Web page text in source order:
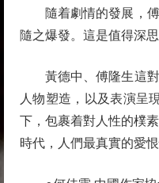
隨着劇情的發展，傅
隨之爆發。這是值得深
黃德中、傅隆生這對
人物塑造，以及表演呈
下，包裹着對人性的樸
時代，人們最真實的愛